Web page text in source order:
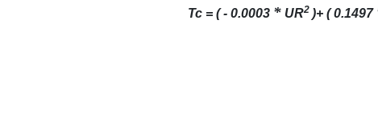
Tc = ( - 0.0003 *UR2 )+ ( 0.1497